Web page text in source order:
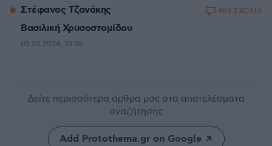
Στέφανος Τζανάκης
Βασιλική Χρυσοστομίδου
05.02.2024, 10:38
489 ΣΧΟΛΙΑ
Δείτε περισσότερα άρθρα μας στα αποτελέσματα
αναζήτησης
Add Protothema.gr on Google